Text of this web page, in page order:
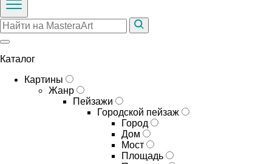
Каталог
Картины
Жанр
Пейзажи
Городской пейзаж
Город
Дом
Мост
Площадь